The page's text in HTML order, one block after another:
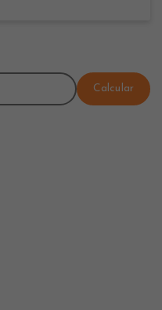
Calcular